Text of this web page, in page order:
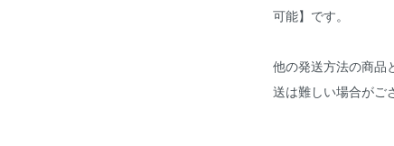
可能】 です。
他の発送方法の商品
送は難しい場合がご